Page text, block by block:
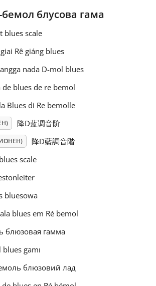
блусова гама
blues scale
Rê giáng blues
nada D-mol blues
de blues de re bemol
Blues di Re bemolle
降D蓝调音阶
降D藍調音階
scale
bluesowa
blues em Ré bemol
блюзовая гамма
gamı
блюзовий лад